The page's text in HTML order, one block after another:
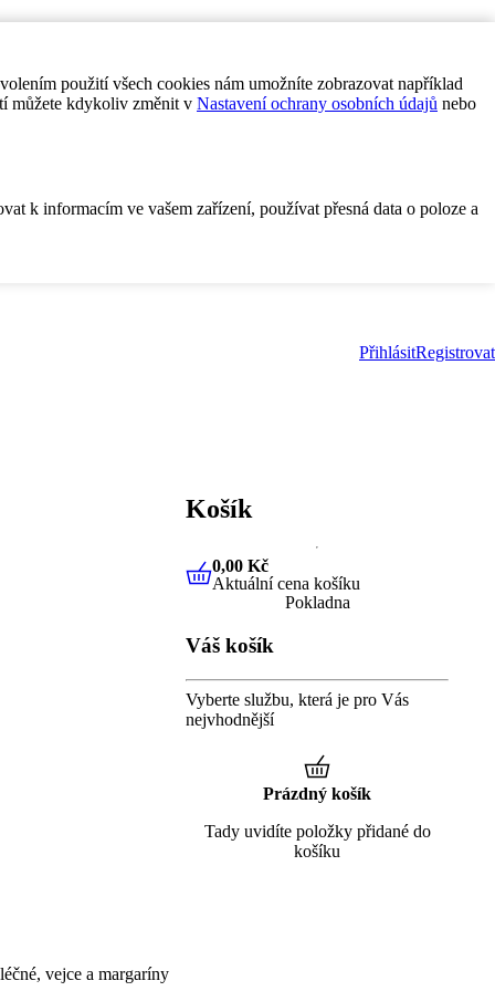
použití všech cookies nám umožníte zobrazovat například
můžete kdykoliv změnit v Nastavení ochrany osobních údajů nebo
k informacím ve vašem zařízení, používat přesná data o poloze a
PřihlásitRegistrovat
vejce a margaríny
Košík
0,00 KčAktuální cena košíku
0,00 Kč
Aktuální cena košíku
Pokladna
Váš košík
Vyberte službu, která je pro Vás
nejvhodnější
Prázdný košík
Tady uvidíte položky přidané do
košíku